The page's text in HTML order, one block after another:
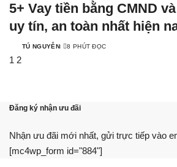
5+ Vay tiền bằng CMND
uy tín, an toàn nhất hiện
TÚ NGUYỄN 8 PHÚT ĐỌC
1 2
Đăng ký nhận ưu đãi
Nhận ưu đãi mới nhất, gửi trực tiếp vào
[mc4wp_form id="884"]